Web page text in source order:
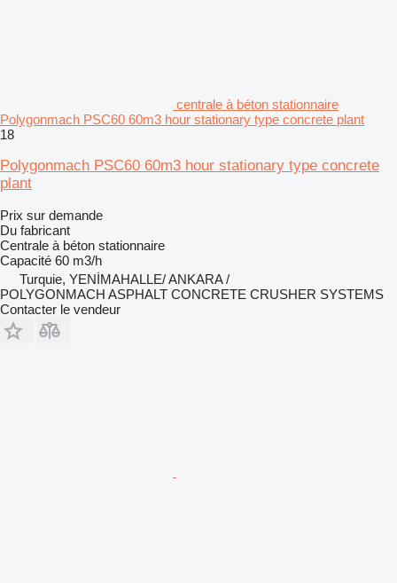
centrale à béton stationnaire
Polygonmach PSC60 60m3 hour stationary type concrete plant
18
Polygonmach PSC60 60m3 hour stationary type concrete
plant
Prix sur demande
Du fabricant
Centrale à béton stationnaire
Capacité 60 m3/h
Turquie, YENİMAHALLE/ ANKARA /
POLYGONMACH ASPHALT CONCRETE CRUSHER SYSTEMS
Contacter le vendeur